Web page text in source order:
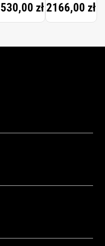
zł
EXTRAIT
2166,00 zł